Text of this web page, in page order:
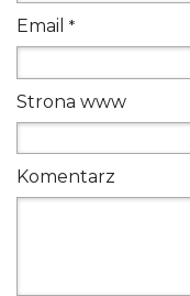
Email *
Strona www
Komentarz